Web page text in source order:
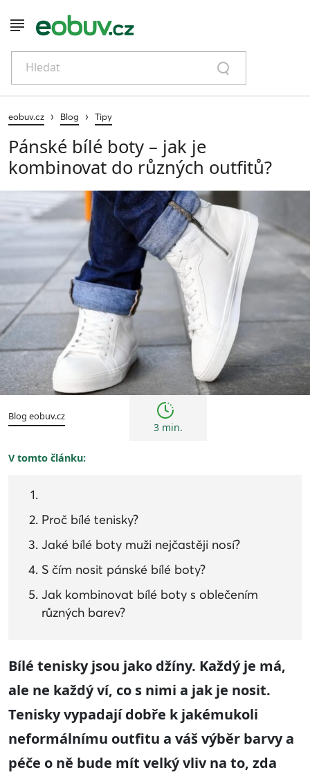
Hledat
eobuv.cz › Blog › Tipy
Pánské bílé boty – jak je
kombinovat do různých outfitů?
Tipy
Blog eobuv.cz
3 min.
V tomto článku:
Proč bílé tenisky?
Jaké bílé boty muži nejčastěji nosí?
S čím nosit pánské bílé boty?
Jak kombinovat bílé boty s oblečením
různých barev?
Bílé tenisky jsou jako džíny. Každý je má,
ale ne každý ví, co s nimi a jak je nosit.
Tenisky vypadají dobře k jakémukoli
neformálnímu outfitu a váš výběr barvy a
péče o ně bude mít velký vliv na to, zda